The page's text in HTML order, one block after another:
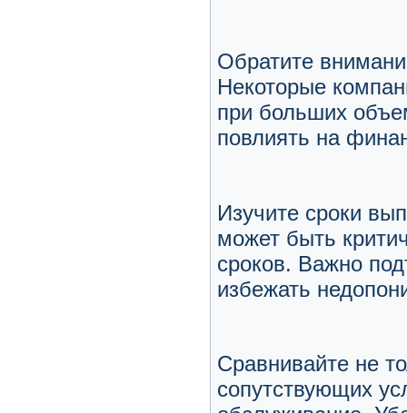
Обратите
Некоторые
при больших
повлиять на
Изучите сроки
может быть
сроков. Важно
избежать
Сравнивайте не
сопутствующих